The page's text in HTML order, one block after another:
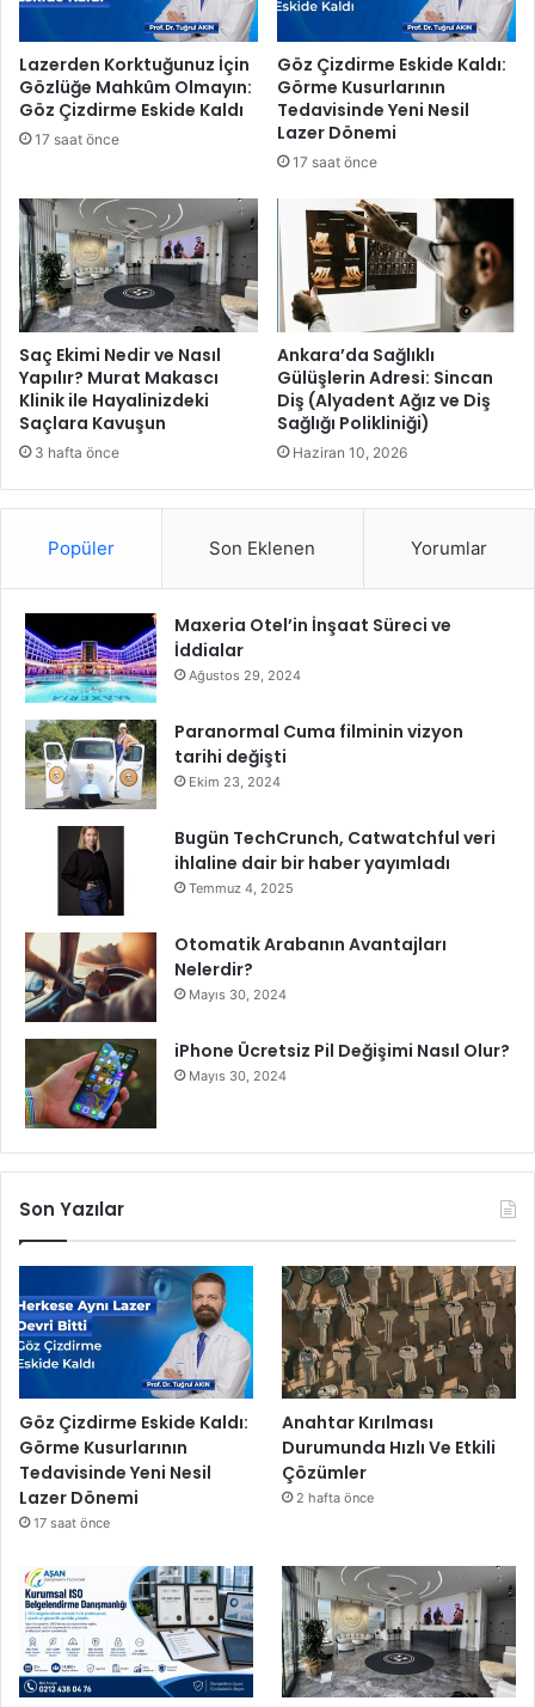
l
p
h
P
a
n
ı
"
i
l
e
Y
e
n
i
e
m
B
a
ş
a
Y
ş
t
l
a
c
a
k
Lazerden Korktuğunuz İçin
Gözlüğe Mahkûm Olmayın:
Göz Çizdirme Eskide Kaldı
17 saat önce
Göz Çizdirme Eskide Kaldı:
Görme Kusurlarının
Tedavisinde Yeni Nesil
Lazer Dönemi
17 saat önce
Saç Ekimi Nedir ve Nasıl
Yapılır? Murat Makascı
Klinik ile Hayalinizdeki
Saçlara Kavuşun
3 hafta önce
Ankara’da Sağlıklı
Gülüşlerin Adresi: Sincan
Diş (Alyadent Ağız ve Diş
Sağlığı Polikliniği)
Haziran 10, 2026
Popüler Son Eklenen Yorumlar
Maxeria Otel’in İnşaat Süreci ve
İddialar
Ağustos 29, 2024
Paranormal Cuma filminin vizyon
tarihi değişti
Ekim 23, 2024
Bugün TechCrunch, Catwatchful veri
ihlaline dair bir haber yayımladı
Temmuz 4, 2025
Otomatik Arabanın Avantajları
Nelerdir?
Mayıs 30, 2024
iPhone Ücretsiz Pil Değişimi Nasıl Olur?
Mayıs 30, 2024
Son Yazılar
Göz Çizdirme Eskide Kaldı:
Görme Kusurlarının
Tedavisinde Yeni Nesil
Lazer Dönemi
17 saat önce
Anahtar Kırılması
Durumunda Hızlı Ve Etkili
Çözümler
2 hafta önce